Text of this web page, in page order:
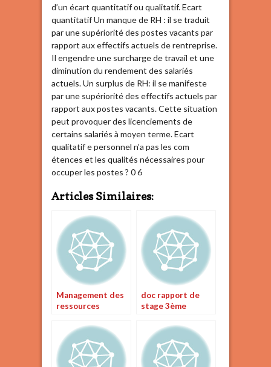
d’un écart quantitatif ou qualitatif. Ecart
quantitatif Un manque de RH : il se traduit
par une supériorité des postes vacants par
rapport aux effectifs actuels de rentreprise.
Il engendre une surcharge de travail et une
diminution du rendement des salariés
actuels. Un surplus de RH: il se manifeste
par une supériorité des effectifs actuels par
rapport aux postes vacants. Cette situation
peut provoquer des licenciements de
certains salariés à moyen terme. Ecart
qualitatif e personnel n’a pas les com
étences et les qualités nécessaires pour
occuper les postes ? 0 6
Articles Similaires:
Management des
ressources
doc rapport de
stage 3ème